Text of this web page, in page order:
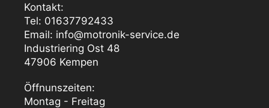
Kontakt:
Tel: 01637792433
Email: info@motronik-service.de
Industriering Ost 48
47906 Kempen
Öffnunszeiten:
Montag - Freitag